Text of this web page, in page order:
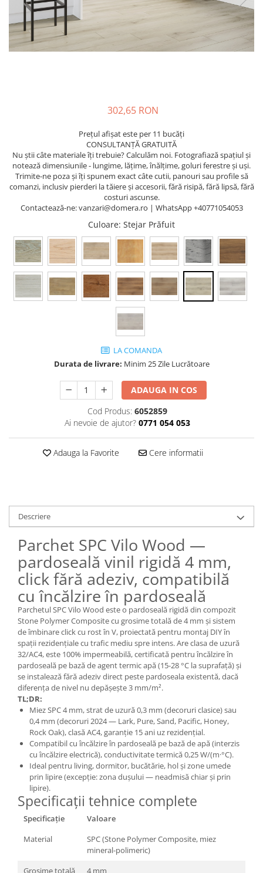
302,65 RON
Prețul afișat este per 11 bucăți
CONSULTANȚĂ GRATUITĂ
Nu știi câte materiale îți trebuie? Calculăm noi. Fotografiază spațiul și
notează dimensiunile - lungime, lățime, înălțime, goluri ferestre și uși.
Trimite-ne poza și îți spunem exact câte cutii, panouri sau profile să
comanzi, inclusiv pierderi la tăiere și accesorii, fără risipă, fără lipsă, fără
costuri ascunse.
Contactează-ne: vanzari@domera.ro | WhatsApp +40771054053
Culoare: Stejar Prăfuit
LA COMANDA
Durata de livrare: Minim 25 Zile Lucrătoare
ADAUGA IN COS
Cod Produs: 6052859
Ai nevoie de ajutor? 0771 054 053
Adauga la Favorite Cere informatii
Descriere
Parchet SPC Vilo Wood —
pardoseală vinil rigidă 4 mm,
click fără adeziv, compatibilă
cu încălzire în pardoseală
Parchetul SPC Vilo Wood este o pardoseală rigidă din compozit
Stone Polymer Composite cu grosime totală de 4 mm și sistem
de îmbinare click cu rost în V, proiectată pentru montaj DIY în
spații rezidențiale cu trafic mediu spre intens. Are clasa de uzură
32/AC4, este 100% impermeabilă, certificată pentru încălzire în
pardoseală pe bază de agent termic apă (15-28 °C la suprafață) și
se instalează fără adeziv direct peste pardoseala existentă, dacă
diferența de nivel nu depășește 3 mm/m².
TL;DR:
Miez SPC 4 mm, strat de uzură 0,3 mm (decoruri clasice) sau
0,4 mm (decoruri 2024 — Lark, Pure, Sand, Pacific, Honey,
Rock Oak), clasă AC4, garanție 15 ani uz rezidențial.
Compatibil cu încălzire în pardoseală pe bază de apă (interzis
cu încălzire electrică), conductivitate termică 0,25 W/(m·°C).
Ideal pentru living, dormitor, bucătărie, hol și zone umede
prin lipire (excepție: zona dușului — neadmisă chiar și prin
lipire).
Specificații tehnice complete
Specificație
Valoare
Material
SPC (Stone Polymer Composite, miez
mineral-polimeric)
Grosime totală
4 mm